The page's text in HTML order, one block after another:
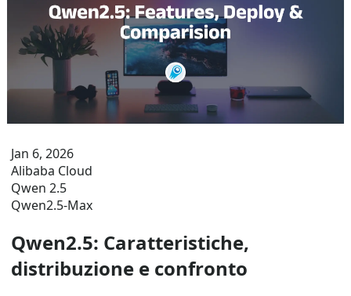
Jan 6, 2026
Alibaba Cloud
Qwen 2.5
Qwen2.5-Max
Qwen2.5: Caratteristiche,
distribuzione e confronto